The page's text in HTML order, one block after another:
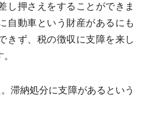
し押さえをすることができま
自動車という財産があるにも
きず、税の徴収に支障を来し
滞納処分に支障があるという